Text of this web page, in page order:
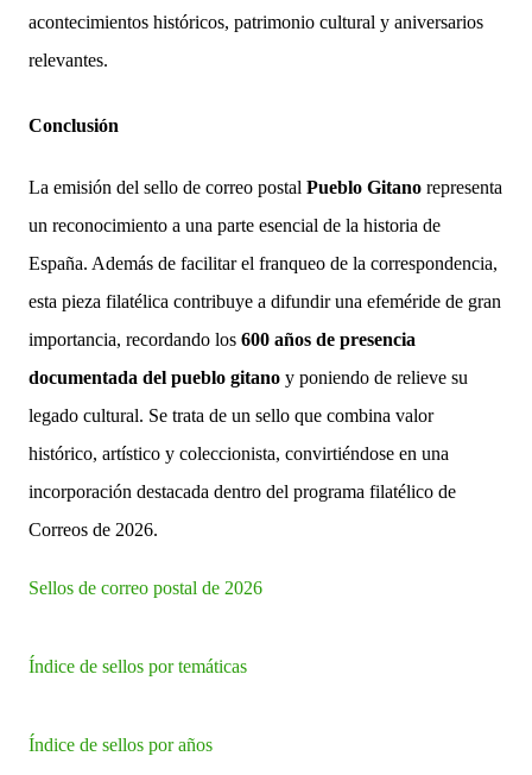
acontecimientos históricos, patrimonio cultural y aniversarios
relevantes.
Conclusión
La emisión del sello de correo postal Pueblo Gitano representa
un reconocimiento a una parte esencial de la historia de
España. Además de facilitar el franqueo de la correspondencia,
esta pieza filatélica contribuye a difundir una efeméride de gran
importancia, recordando los 600 años de presencia
documentada del pueblo gitano y poniendo de relieve su
legado cultural. Se trata de un sello que combina valor
histórico, artístico y coleccionista, convirtiéndose en una
incorporación destacada dentro del programa filatélico de
Correos de 2026.
Sellos de correo postal de 2026
Índice de sellos por temáticas
Índice de sellos por años